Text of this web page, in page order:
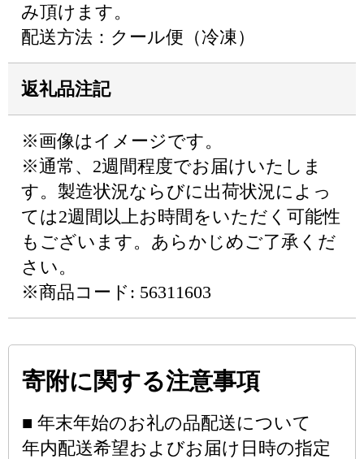
み頂けます。
配送方法：クール便（冷凍）
返礼品注記
※画像はイメージです。
※通常、2週間程度でお届けいたしま
す。製造状況ならびに出荷状況によっ
ては2週間以上お時間をいただく可能性
もございます。あらかじめご了承くだ
さい。
※商品コード: 56311603
寄附に関する注意事項
■ 年末年始のお礼の品配送について
年内配送希望およびお届け日時の指定